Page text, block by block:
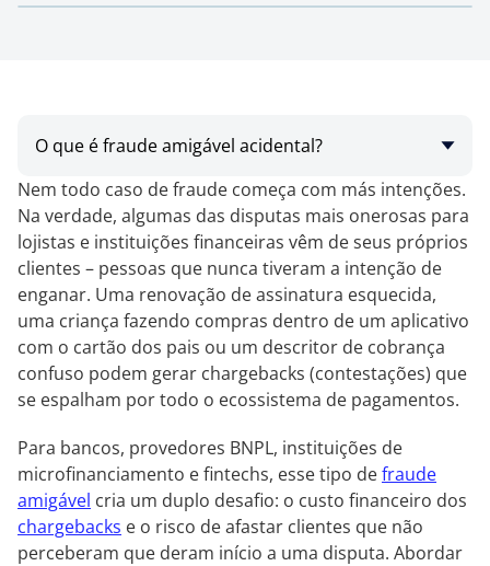
O que é fraude amigável acidental?
Nem todo caso de fraude começa com más intenções.
Na verdade, algumas das disputas mais onerosas para
lojistas e instituições financeiras vêm de seus próprios
clientes – pessoas que nunca tiveram a intenção de
enganar. Uma renovação de assinatura esquecida,
uma criança fazendo compras dentro de um aplicativo
com o cartão dos pais ou um descritor de cobrança
confuso podem gerar chargebacks (contestações) que
se espalham por todo o ecossistema de pagamentos.
Para bancos, provedores BNPL, instituições de
microfinanciamento e fintechs, esse tipo defraude
amigável cria um duplo desafio: o custo financeiro dos
chargebacks e o risco de afastar clientes que não
perceberam que deram início a uma disputa. Abordar